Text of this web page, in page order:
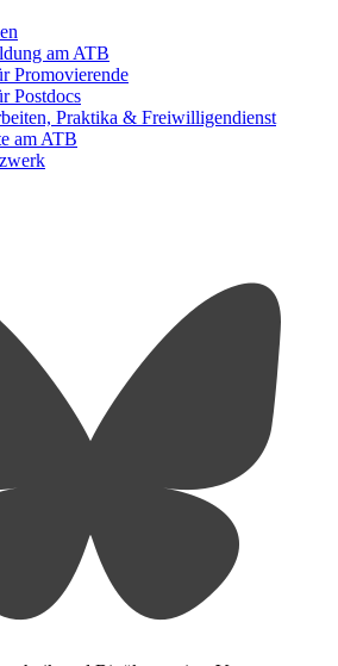
am ATB
Promovierende
Postdocs
Praktika & Freiwilligendienst
am ATB